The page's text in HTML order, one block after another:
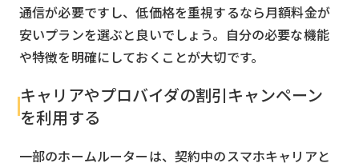
通信が必要ですし、低価格を重視するなら月額料金が
安いプランを選ぶと良いでしょう。自分の必要な機能
や特徴を明確にしておくことが大切です。
キャリアやプロバイダの割引キャンペーン
を利用する
一部のホームルーターは、契約中のスマホキャリアと